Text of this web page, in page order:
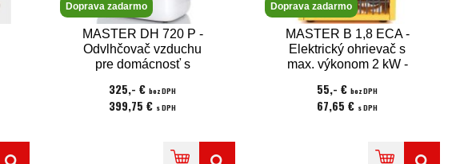
Doprava zadarmo
MASTER DH 720 P -
Odvlhčovač vzduchu
pre domácnosť s
20l/24hod. s
ekologickým chladivom
325,- €bez DPH
399,75 € s DPH
Doprava zadarmo
MASTER B 1,8 ECA -
Elektrický ohrievač s
max. výkonom 2 kW -
55,- €bez DPH
67,65 € s DPH